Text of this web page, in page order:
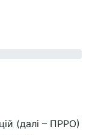
(далі – ПРРО)